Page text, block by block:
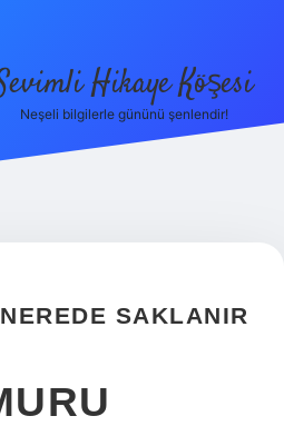
Hikaye Köşesi
Neşeli bilgilerle gününü şenlendir!
SAKLANIR